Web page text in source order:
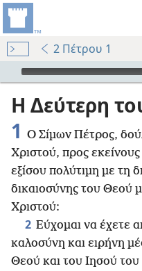
2 Πέτρου 1
Audio Player
Η Δεύτερη
1 Ο Σίμων Πέτρος,
Χριστού, προς
εξίσου πολύτιμη με τη
δικαιοσύνης του Θεού
Χριστού:
2 Εύχομαι να έχετε
καλοσύνη και ειρήνη
Θεού και του Ιησού